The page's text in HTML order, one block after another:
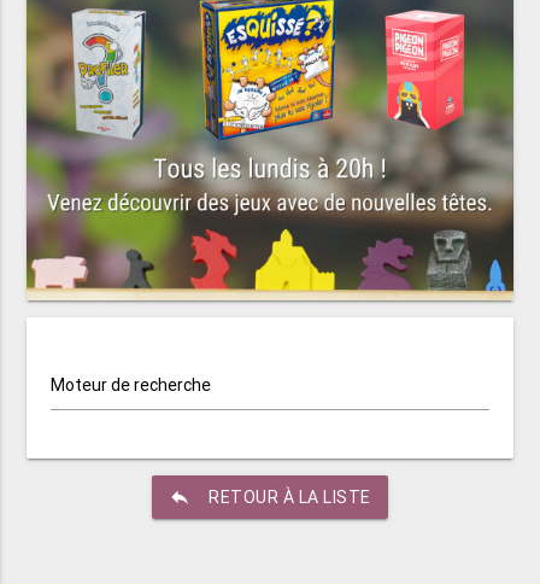
Moteur de recherche
reply RETOUR À LA LISTE